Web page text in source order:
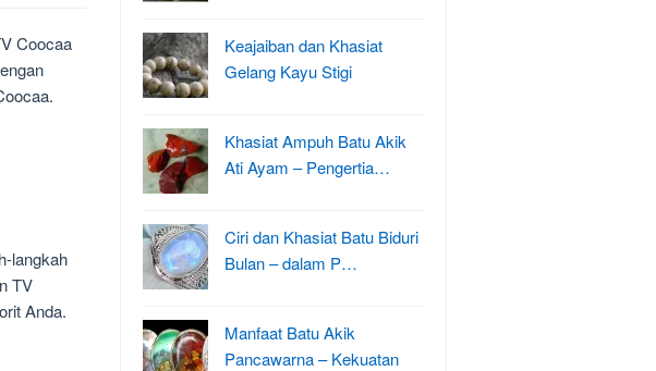
Coocaa
langkah
TV
Anda.
Keajaiban dan Khasiat
Gelang Kayu Stigi
Khasiat Ampuh Batu Akik
Ati Ayam – Pengertia…
Ciri dan Khasiat Batu Biduri
Bulan – dalam P…
Manfaat Batu Akik
Pancawarna – Kekuatan